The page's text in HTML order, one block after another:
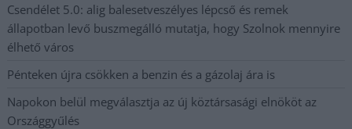
Csendélet 5.0: alig balesetveszélyes lépcső és remek
állapotban levő buszmegálló mutatja, hogy Szolnok mennyire
élhető város
Pénteken újra csökken a benzin és a gázolaj ára is
Napokon belül megválasztja az új köztársasági elnököt az
Országgyűlés